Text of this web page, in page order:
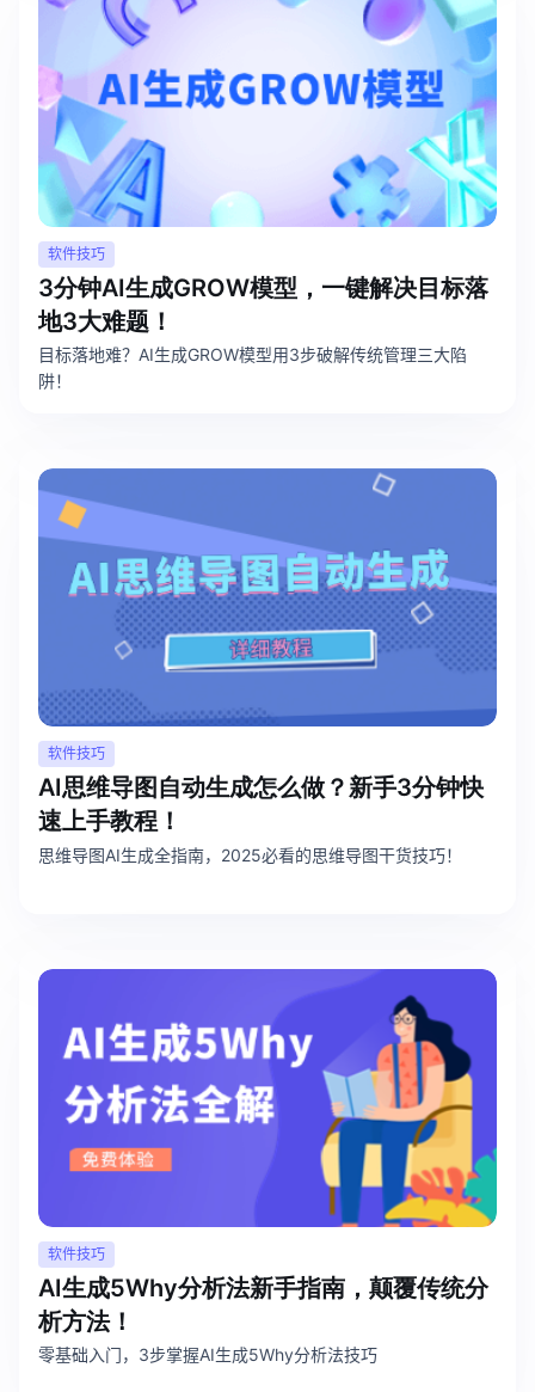
软件技巧
3分钟AI生成GROW模型，一键解决目标落
地3大难题！
目标落地难？AI生成GROW模型用3步破解传统管理三大陷
阱！
软件技巧
AI思维导图自动生成怎么做？新手3分钟快
速上手教程！
思维导图AI生成全指南，2025必看的思维导图干货技巧！
软件技巧
AI生成5Why分析法新手指南，颠覆传统分
析方法！
零基础入门，3步掌握AI生成5Why分析法技巧